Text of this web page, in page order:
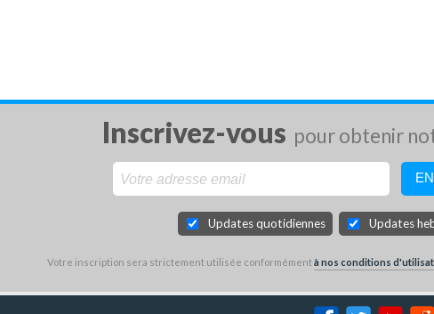
Inscrivez-vous pour obtenir
Updates quotidiennes Updates
Votre inscription sera strictement utilisée conformémentà nos conditions